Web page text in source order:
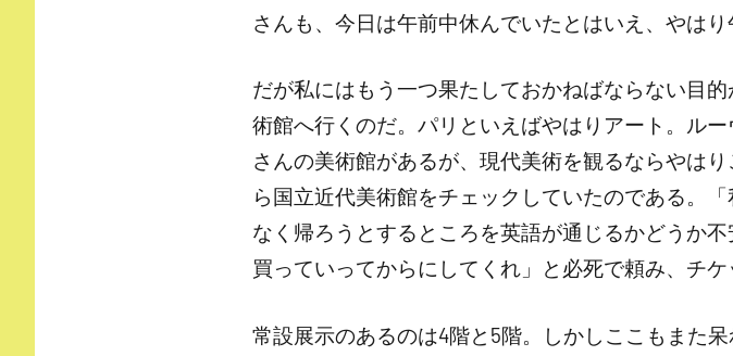
せ
さんも、今日は午前中休んでいたとはいえ、やはり
だが私にはもう一つ果たしておかねばならない目
術館へ行くのだ。パリといえばやはりアート。ル
さんの美術館があるが、現代美術を観るならやは
ら国立近代美術館をチェックしていたのである。
なく帰ろうとするところを英語が通じるかどうか
買っていってからにしてくれ」と必死で頼み、チ
常設展示のあるのは4階と5階。しかしここもまた